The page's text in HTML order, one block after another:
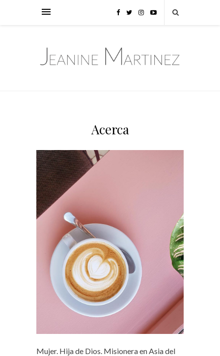
Acerca
Mujer. Hija de Dios. Misionera en Asia del